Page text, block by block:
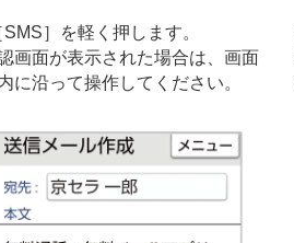
SMS］を軽く押します。
画面が表示された場合は、画面
に沿って操作してください。